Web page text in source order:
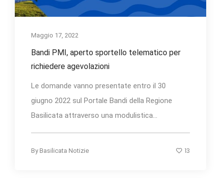
Maggio 17, 2022
Bandi PMI, aperto sportello telematico per
richiedere agevolazioni
Le domande vanno presentate entro il 30
giugno 2022 sul Portale Bandi della Regione
Basilicata attraverso una modulistica...
By Basilicata Notizie 13